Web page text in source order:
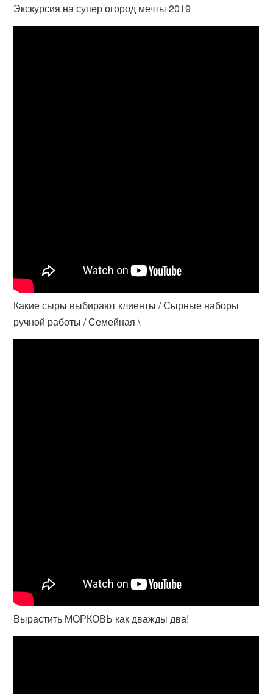
Экскурсия на супер огород мечты 2019
Какие сыры выбирают клиенты / Сырные наборы
ручной работы / Семейная \
Вырастить МОРКОВЬ как дважды два!